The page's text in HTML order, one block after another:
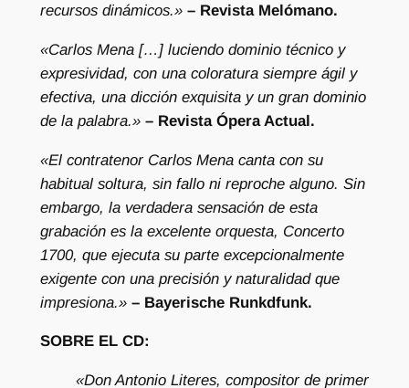
r
l
t
o
c
a
n
t
i
d
a
d
recursos dinámicos.» – Revista Melómano.
«Carlos Mena […] luciendo dominio técnico y
expresividad, con una coloratura siempre ágil y
efectiva, una dicción exquisita y un gran dominio
de la palabra.» – Revista Ópera Actual.
«El contratenor Carlos Mena canta con su
habitual soltura, sin fallo ni reproche alguno. Sin
embargo, la verdadera sensación de esta
grabación es la excelente orquesta, Concerto
1700, que ejecuta su parte excepcionalmente
exigente con una precisión y naturalidad que
impresiona.» – Bayerische Runkdfunk.
SOBRE EL CD:
«Don Antonio Literes, compositor de primer